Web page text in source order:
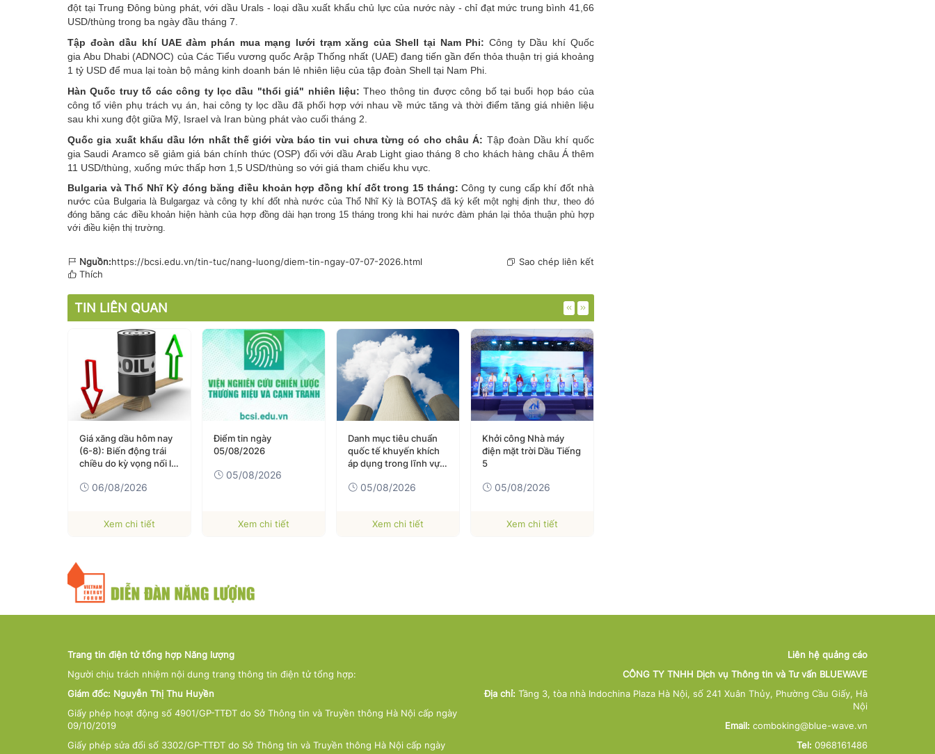
đột tại Trung Đông bùng phát, với dầu Urals - loại dầu xuất khẩu chủ lực của nước này - chỉ đạt mức trung bình 41,66
USD/thùng trong ba ngày đầu tháng 7.
Tập đoàn dầu khí UAE đàm phán mua mạng lưới trạm xăng của Shell tại Nam Phi: Công ty Dầu khí Quốc
gia Abu Dhabi (ADNOC) của Các Tiểu vương quốc Arập Thống nhất (UAE) đang tiến gần đến thỏa thuận trị giá khoảng
1 tỷ USD để mua lại toàn bộ mảng kinh doanh bán lẻ nhiên liệu của tập đoàn Shell tại Nam Phi.
Hàn Quốc truy tố các công ty lọc dầu "thổi giá" nhiên liệu: Theo thông tin được công bố tại buổi họp báo của
công tố viên phụ trách vụ án, hai công ty lọc dầu đã phối hợp với nhau về mức tăng và thời điểm tăng giá nhiên liệu
sau khi xung đột giữa Mỹ, Israel và Iran bùng phát vào cuối tháng 2.
Quốc gia xuất khẩu dầu lớn nhất thế giới vừa báo tin vui chưa từng có cho châu Á: Tập đoàn Dầu khí quốc
gia Saudi Aramco sẽ giảm giá bán chính thức (OSP) đối với dầu Arab Light giao tháng 8 cho khách hàng châu Á thêm
11 USD/thùng, xuống mức thấp hơn 1,5 USD/thùng so với giá tham chiếu khu vực.
Bulgaria và Thổ Nhĩ Kỳ đóng băng điều khoản hợp đồng khí đốt trong 15 tháng: Công ty cung cấp khí đốt nhà
nước của Bulgaria là Bulgargaz và công ty khí đốt nhà nước của Thổ Nhĩ Kỳ là BOTAŞ đã ký kết một nghị định thư, theo đó
đóng băng các điều khoản hiện hành của hợp đồng dài hạn trong 15 tháng trong khi hai nước đàm phán lại thỏa thuận phù hợp
với điều kiện thị trường.
Nguồn:https://bcsi.edu.vn/tin-tuc/nang-luong/diem-tin-ngay-07-07-2026.html
Sao chép liên kết
Thích
TIN LIÊN QUAN
Giá xăng dầu hôm nay
(6-8): Biến động trái
chiều do kỳ vọng nối lại
Hormuz
06/08/2026
Xem chi tiết
Điểm tin ngày
05/08/2026
05/08/2026
Xem chi tiết
Danh mục tiêu chuẩn
quốc tế khuyến khích
áp dụng trong lĩnh vực
05/08/2026
Xem chi tiết
Khởi công Nhà máy
điện mặt trời Dầu Tiếng
5
05/08/2026
Xem chi tiết
Trang tin điện tử tổng hợp Năng lượng
Người chịu trách nhiệm nội dung trang thông tin điện tử tổng hợp:
Giám đốc: Nguyễn Thị Thu Huyền
Giấy phép hoạt động số 4901/GP-TTĐT do Sở Thông tin và Truyền thông Hà Nội cấp ngày
09/10/2019
Giấy phép sửa đổi số 3302/GP-TTĐT do Sở Thông tin và Truyền thông Hà Nội cấp ngày
Liên hệ quảng cáo
CÔNG TY TNHH Dịch vụ Thông tin và Tư vấn BLUEWAVE
Địa chỉ: Tầng 3, tòa nhà Indochina Plaza Hà Nội, số 241 Xuân Thủy, Phường Cầu Giấy, Hà
Nội
Email: comboking@blue-wave.vn
Tel: 0968161486